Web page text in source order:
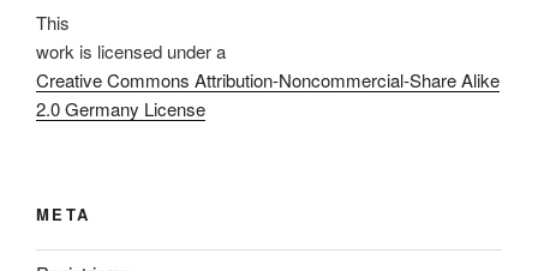
This
work is licensed under a
Creative Commons Attribution-Noncommercial-Share Alike
2.0 Germany License
META